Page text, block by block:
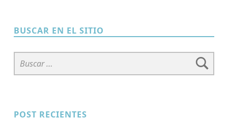
BUSCAR EN EL SITIO
Buscar:
POST RECIENTES